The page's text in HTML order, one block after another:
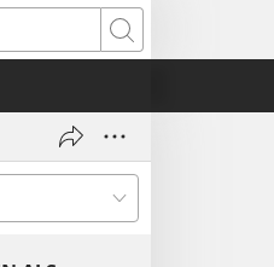
Suche